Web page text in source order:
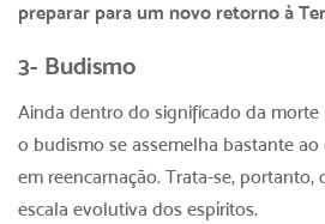
preparar para um novo retorno à
3- Budismo
Ainda dentro do significado da morte
o budismo se assemelha bastante
em reencarnação. Trata-se, portanto,
escala evolutiva dos espíritos.